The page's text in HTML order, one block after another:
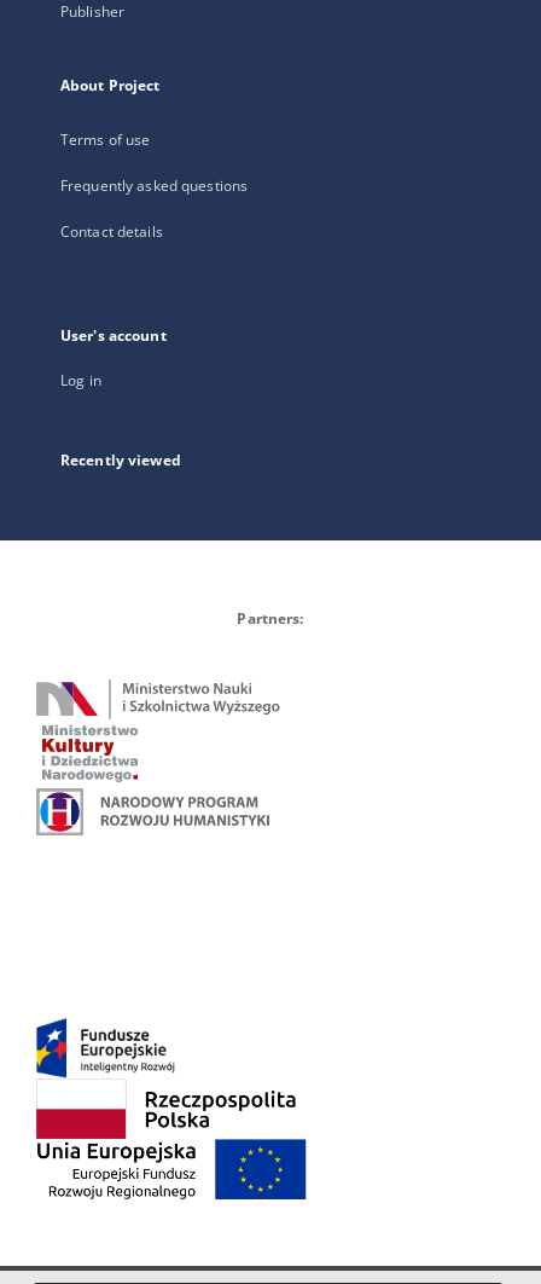
Publisher
About Project
Terms of use
Frequently asked questions
Contact details
User's account
Log in
Recently viewed
Partners: